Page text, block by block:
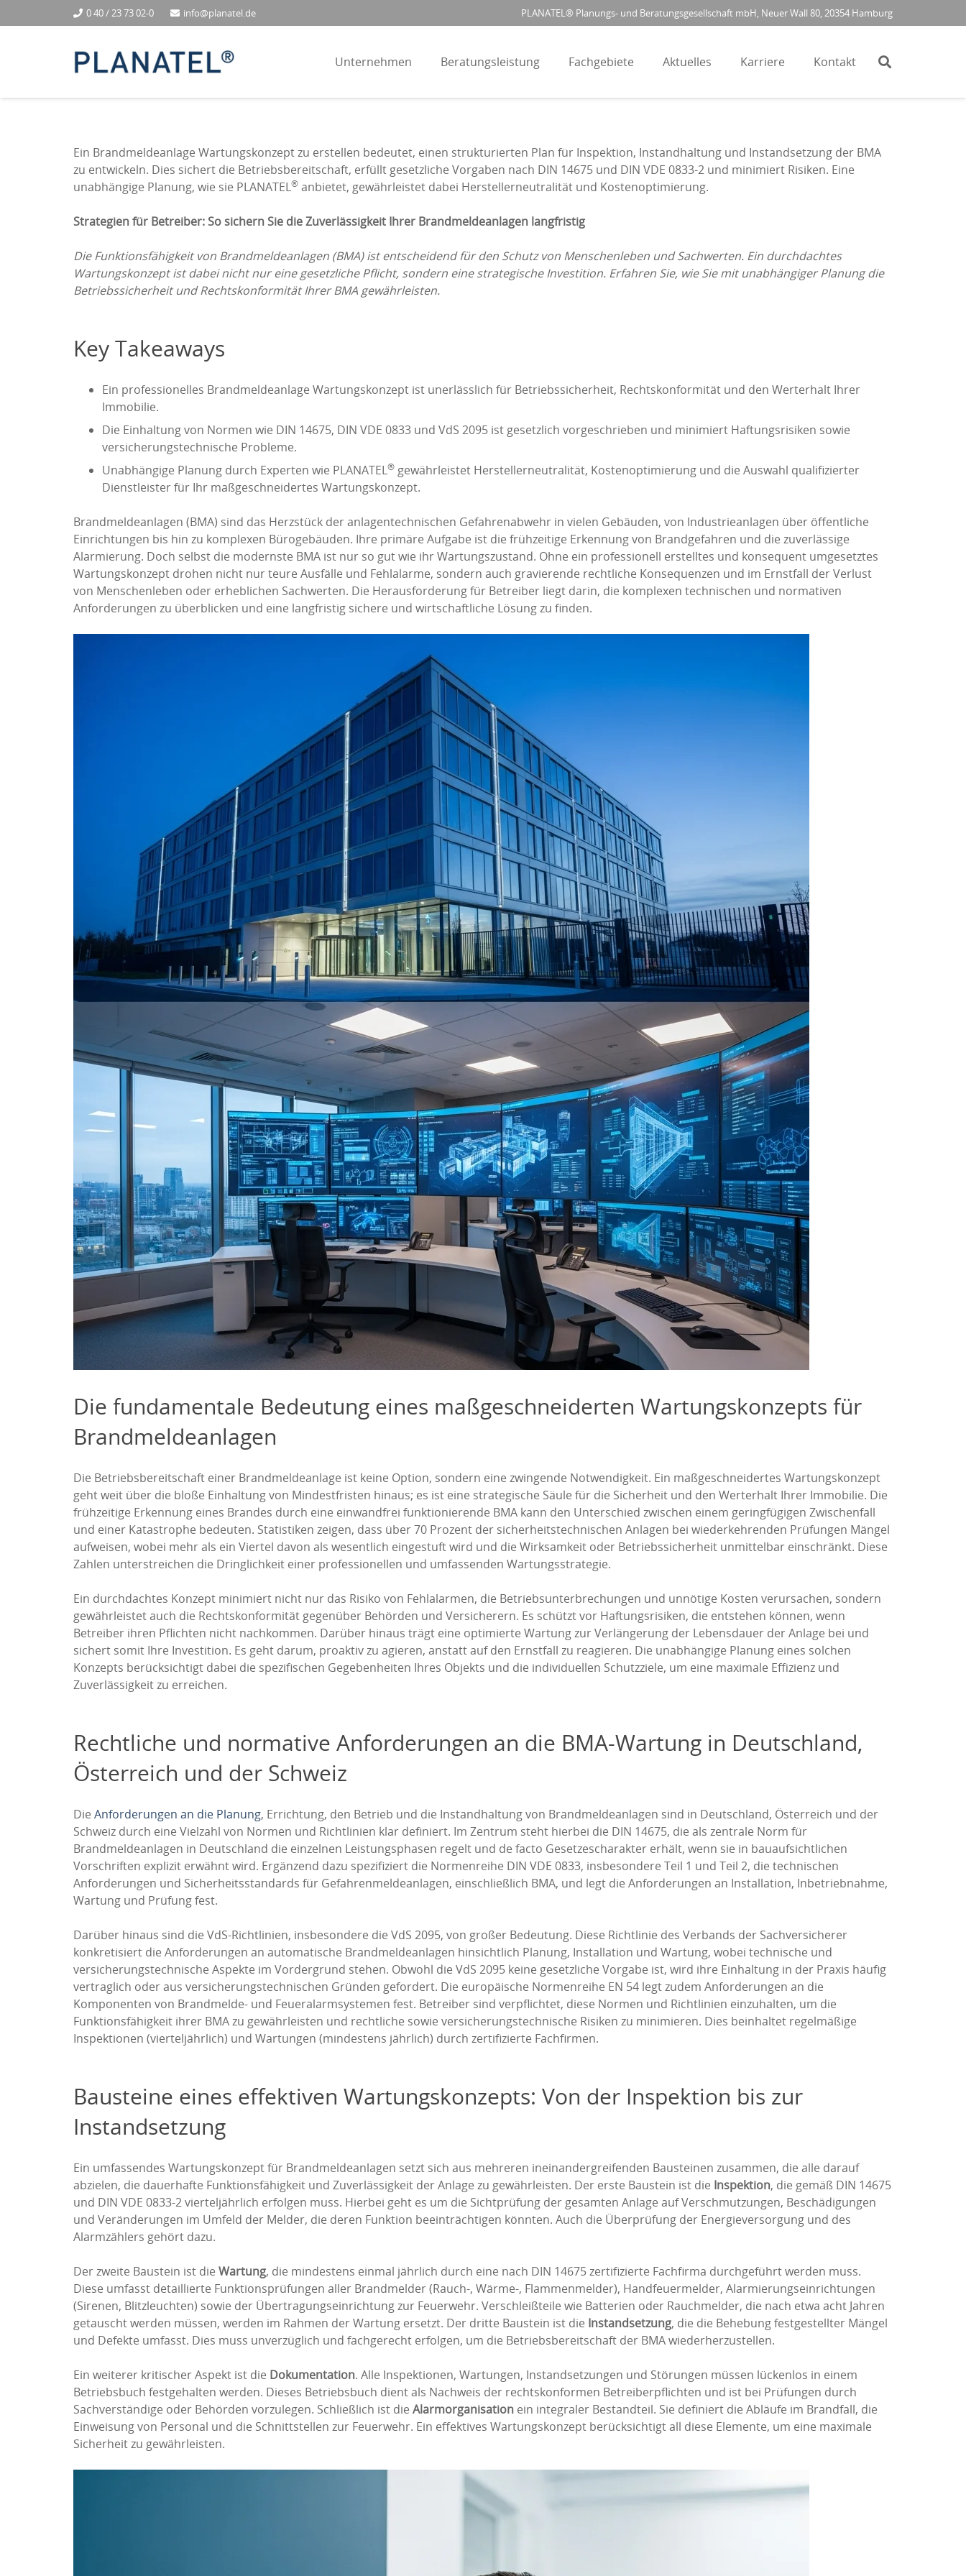
0 40 / 23 73 02-0 info@planatel.de PLANATEL® Planungs- und Beratungsgesellschaft mbH, Neuer Wall 80, 20354 Hamburg
Unternehmen Beratungsleistung Fachgebiete Aktuelles Karriere Kontakt
Ein Brandmeldeanlage Wartungskonzept zu erstellen bedeutet, einen strukturierten Plan für Inspektion, Instandhaltung und Instandsetzung der BMA
zu entwickeln. Dies sichert die Betriebsbereitschaft, erfüllt gesetzliche Vorgaben nach DIN 14675 und DIN VDE 0833-2 und minimiert Risiken. Eine
unabhängige Planung, wie sie PLANATEL® anbietet, gewährleistet dabei Herstellerneutralität und Kostenoptimierung.
Strategien für Betreiber: So sichern Sie die Zuverlässigkeit Ihrer Brandmeldeanlagen langfristig
Die Funktionsfähigkeit von Brandmeldeanlagen (BMA) ist entscheidend für den Schutz von Menschenleben und Sachwerten. Ein durchdachtes
Wartungskonzept ist dabei nicht nur eine gesetzliche Pflicht, sondern eine strategische Investition. Erfahren Sie, wie Sie mit unabhängiger Planung die
Betriebssicherheit und Rechtskonformität Ihrer BMA gewährleisten.
Key Takeaways
Ein professionelles Brandmeldeanlage Wartungskonzept ist unerlässlich für Betriebssicherheit, Rechtskonformität und den Werterhalt Ihrer
Immobilie.
Die Einhaltung von Normen wie DIN 14675, DIN VDE 0833 und VdS 2095 ist gesetzlich vorgeschrieben und minimiert Haftungsrisiken sowie
versicherungstechnische Probleme.
Unabhängige Planung durch Experten wie PLANATEL® gewährleistet Herstellerneutralität, Kostenoptimierung und die Auswahl qualifizierter
Dienstleister für Ihr maßgeschneidertes Wartungskonzept.
Brandmeldeanlagen (BMA) sind das Herzstück der anlagentechnischen Gefahrenabwehr in vielen Gebäuden, von Industrieanlagen über öffentliche
Einrichtungen bis hin zu komplexen Bürogebäuden. Ihre primäre Aufgabe ist die frühzeitige Erkennung von Brandgefahren und die zuverlässige
Alarmierung. Doch selbst die modernste BMA ist nur so gut wie ihr Wartungszustand. Ohne ein professionell erstelltes und konsequent umgesetztes
Wartungskonzept drohen nicht nur teure Ausfälle und Fehlalarme, sondern auch gravierende rechtliche Konsequenzen und im Ernstfall der Verlust
von Menschenleben oder erheblichen Sachwerten. Die Herausforderung für Betreiber liegt darin, die komplexen technischen und normativen
Anforderungen zu überblicken und eine langfristig sichere und wirtschaftliche Lösung zu finden.
Die fundamentale Bedeutung eines maßgeschneiderten Wartungskonzepts für
Brandmeldeanlagen
Die Betriebsbereitschaft einer Brandmeldeanlage ist keine Option, sondern eine zwingende Notwendigkeit. Ein maßgeschneidertes Wartungskonzept
geht weit über die bloße Einhaltung von Mindestfristen hinaus; es ist eine strategische Säule für die Sicherheit und den Werterhalt Ihrer Immobilie. Die
frühzeitige Erkennung eines Brandes durch eine einwandfrei funktionierende BMA kann den Unterschied zwischen einem geringfügigen Zwischenfall
und einer Katastrophe bedeuten. Statistiken zeigen, dass über 70 Prozent der sicherheitstechnischen Anlagen bei wiederkehrenden Prüfungen Mängel
aufweisen, wobei mehr als ein Viertel davon als wesentlich eingestuft wird und die Wirksamkeit oder Betriebssicherheit unmittelbar einschränkt. Diese
Zahlen unterstreichen die Dringlichkeit einer professionellen und umfassenden Wartungsstrategie.
Ein durchdachtes Konzept minimiert nicht nur das Risiko von Fehlalarmen, die Betriebsunterbrechungen und unnötige Kosten verursachen, sondern
gewährleistet auch die Rechtskonformität gegenüber Behörden und Versicherern. Es schützt vor Haftungsrisiken, die entstehen können, wenn
Betreiber ihren Pflichten nicht nachkommen. Darüber hinaus trägt eine optimierte Wartung zur Verlängerung der Lebensdauer der Anlage bei und
sichert somit Ihre Investition. Es geht darum, proaktiv zu agieren, anstatt auf den Ernstfall zu reagieren. Die unabhängige Planung eines solchen
Konzepts berücksichtigt dabei die spezifischen Gegebenheiten Ihres Objekts und die individuellen Schutzziele, um eine maximale Effizienz und
Zuverlässigkeit zu erreichen.
Rechtliche und normative Anforderungen an die BMA-Wartung in Deutschland,
Österreich und der Schweiz
Die Anforderungen an die Planung, Errichtung, den Betrieb und die Instandhaltung von Brandmeldeanlagen sind in Deutschland, Österreich und der
Schweiz durch eine Vielzahl von Normen und Richtlinien klar definiert. Im Zentrum steht hierbei die DIN 14675, die als zentrale Norm für
Brandmeldeanlagen in Deutschland die einzelnen Leistungsphasen regelt und de facto Gesetzescharakter erhält, wenn sie in bauaufsichtlichen
Vorschriften explizit erwähnt wird. Ergänzend dazu spezifiziert die Normenreihe DIN VDE 0833, insbesondere Teil 1 und Teil 2, die technischen
Anforderungen und Sicherheitsstandards für Gefahrenmeldeanlagen, einschließlich BMA, und legt die Anforderungen an Installation, Inbetriebnahme,
Wartung und Prüfung fest.
Darüber hinaus sind die VdS-Richtlinien, insbesondere die VdS 2095, von großer Bedeutung. Diese Richtlinie des Verbands der Sachversicherer
konkretisiert die Anforderungen an automatische Brandmeldeanlagen hinsichtlich Planung, Installation und Wartung, wobei technische und
versicherungstechnische Aspekte im Vordergrund stehen. Obwohl die VdS 2095 keine gesetzliche Vorgabe ist, wird ihre Einhaltung in der Praxis häufig
vertraglich oder aus versicherungstechnischen Gründen gefordert. Die europäische Normenreihe EN 54 legt zudem Anforderungen an die
Komponenten von Brandmelde- und Feueralarmsystemen fest. Betreiber sind verpflichtet, diese Normen und Richtlinien einzuhalten, um die
Funktionsfähigkeit ihrer BMA zu gewährleisten und rechtliche sowie versicherungstechnische Risiken zu minimieren. Dies beinhaltet regelmäßige
Inspektionen (vierteljährlich) und Wartungen (mindestens jährlich) durch zertifizierte Fachfirmen.
Bausteine eines effektiven Wartungskonzepts: Von der Inspektion bis zur
Instandsetzung
Ein umfassendes Wartungskonzept für Brandmeldeanlagen setzt sich aus mehreren ineinandergreifenden Bausteinen zusammen, die alle darauf
abzielen, die dauerhafte Funktionsfähigkeit und Zuverlässigkeit der Anlage zu gewährleisten. Der erste Baustein ist die Inspektion, die gemäß DIN 14675
und DIN VDE 0833-2 vierteljährlich erfolgen muss. Hierbei geht es um die Sichtprüfung der gesamten Anlage auf Verschmutzungen, Beschädigungen
und Veränderungen im Umfeld der Melder, die deren Funktion beeinträchtigen könnten. Auch die Überprüfung der Energieversorgung und des
Alarmzählers gehört dazu.
Der zweite Baustein ist die Wartung, die mindestens einmal jährlich durch eine nach DIN 14675 zertifizierte Fachfirma durchgeführt werden muss.
Diese umfasst detaillierte Funktionsprüfungen aller Brandmelder (Rauch-, Wärme-, Flammenmelder), Handfeuermelder, Alarmierungseinrichtungen
(Sirenen, Blitzleuchten) sowie der Übertragungseinrichtung zur Feuerwehr. Verschleißteile wie Batterien oder Rauchmelder, die nach etwa acht Jahren
getauscht werden müssen, werden im Rahmen der Wartung ersetzt. Der dritte Baustein ist die Instandsetzung, die die Behebung festgestellter Mängel
und Defekte umfasst. Dies muss unverzüglich und fachgerecht erfolgen, um die Betriebsbereitschaft der BMA wiederherzustellen.
Ein weiterer kritischer Aspekt ist die Dokumentation. Alle Inspektionen, Wartungen, Instandsetzungen und Störungen müssen lückenlos in einem
Betriebsbuch festgehalten werden. Dieses Betriebsbuch dient als Nachweis der rechtskonformen Betreiberpflichten und ist bei Prüfungen durch
Sachverständige oder Behörden vorzulegen. Schließlich ist die Alarmorganisation ein integraler Bestandteil. Sie definiert die Abläufe im Brandfall, die
Einweisung von Personal und die Schnittstellen zur Feuerwehr. Ein effektives Wartungskonzept berücksichtigt all diese Elemente, um eine maximale
Sicherheit zu gewährleisten.